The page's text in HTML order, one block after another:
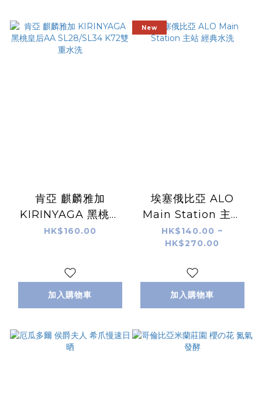
肯亞 麒麟雅加
KIRINYAGA 黑桃皇
后AA SL28/SL34
HK$160.00
加入購物車
New
埃塞俄比亞 ALO
Main Station 主站
經典水洗
HK$140.00 ~
HK$270.00
加入購物車